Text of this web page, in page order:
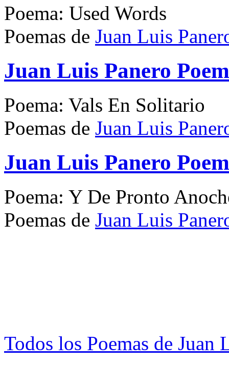
Poema: Used Words
Poemas de Juan Luis
Juan Luis Panero
Poema: Vals En Solitario
Poemas de Juan Luis
Juan Luis Panero
Poema: Y De Pronto
Poemas de Juan Luis
Todos los Poemas de Juan